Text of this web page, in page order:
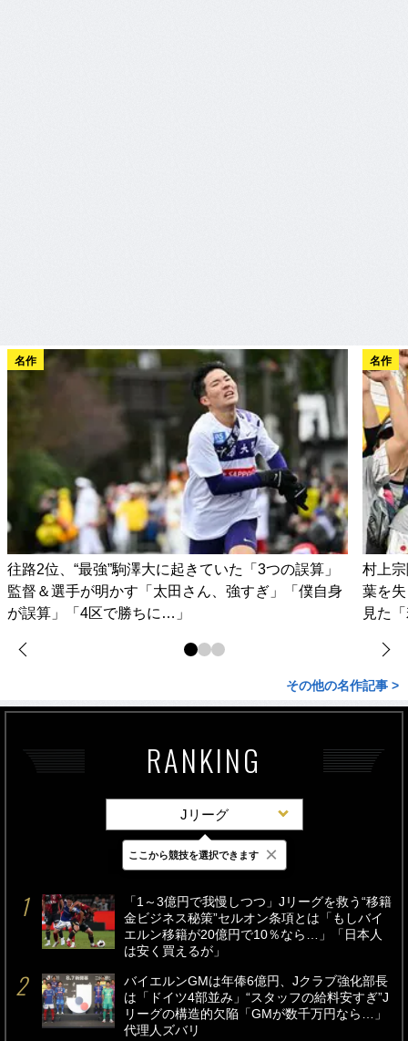
名作
往路2位、“最強”駒澤大に起きていた「3つの誤算」
監督＆選手が明かす「太田さん、強すぎ」「僕自身
が誤算」「4区で勝ちに…」
名作
村上
葉を
見た
その他の名作記事 >
RANKING
Jリーグ
最新 24時間 週間
「1～3億円で我慢しつつ」Jリーグを救う“移籍
金ビジネス秘策”セルオン条項とは「もしバイ
エルン移籍が20億円で10％なら…」「日本人
は安く買えるが」
バイエルンGMは年俸6億円、Jクラブ強化部長
は「ドイツ4部並み」“スタッフの給料安すぎ”J
リーグの構造的欠陥「GMが数千万円なら…」
代理人ズバリ
ここから競技を選択できます ×